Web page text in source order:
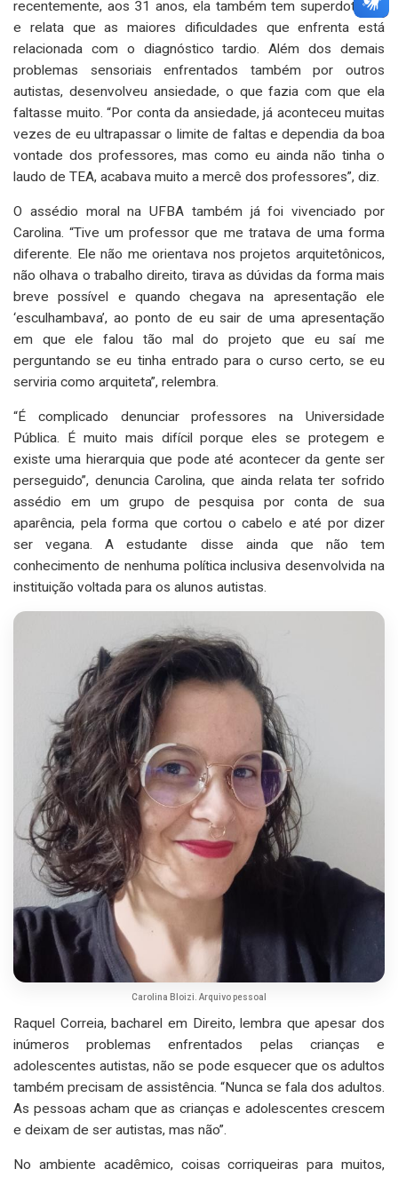
recentemente, aos 31 anos, ela também tem superdotação
e relata que as maiores dificuldades que enfrenta está
relacionada com o diagnóstico tardio. Além dos demais
problemas sensoriais enfrentados também por outros
autistas, desenvolveu ansiedade, o que fazia com que ela
faltasse muito. “Por conta da ansiedade, já aconteceu muitas
vezes de eu ultrapassar o limite de faltas e dependia da boa
vontade dos professores, mas como eu ainda não tinha o
laudo de TEA, acabava muito a mercê dos professores”, diz.
O assédio moral na UFBA também já foi vivenciado por
Carolina. “Tive um professor que me tratava de uma forma
diferente. Ele não me orientava nos projetos arquitetônicos,
não olhava o trabalho direito, tirava as dúvidas da forma mais
breve possível e quando chegava na apresentação ele
‘esculhambava’, ao ponto de eu sair de uma apresentação
em que ele falou tão mal do projeto que eu saí me
perguntando se eu tinha entrado para o curso certo, se eu
serviria como arquiteta”, relembra.
“É complicado denunciar professores na Universidade
Pública. É muito mais difícil porque eles se protegem e
existe uma hierarquia que pode até acontecer da gente ser
perseguido”, denuncia Carolina, que ainda relata ter sofrido
assédio em um grupo de pesquisa por conta de sua
aparência, pela forma que cortou o cabelo e até por dizer
ser vegana. A estudante disse ainda que não tem
conhecimento de nenhuma política inclusiva desenvolvida na
instituição voltada para os alunos autistas.
Carolina Bloizi. Arquivo pessoal
Raquel Correia, bacharel em Direito, lembra que apesar dos
inúmeros problemas enfrentados pelas crianças e
adolescentes autistas, não se pode esquecer que os adultos
também precisam de assistência. “Nunca se fala dos adultos.
As pessoas acham que as crianças e adolescentes crescem
e deixam de ser autistas, mas não”.
No ambiente acadêmico, coisas corriqueiras para muitos,